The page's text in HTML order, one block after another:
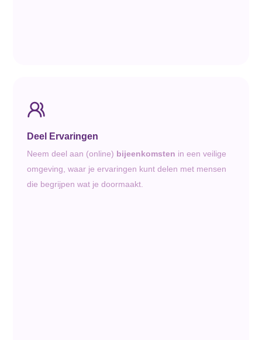
Deel Ervaringen
Neem deel aan (online) bijeenkomsten in een veilige
omgeving, waar je ervaringen kunt delen met mensen
die begrijpen wat je doormaakt.